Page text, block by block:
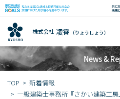
株式会社 凌霄 （りょうしょう）
News &
TOP
新着情報
一級建築士事務所『さかい建築工房